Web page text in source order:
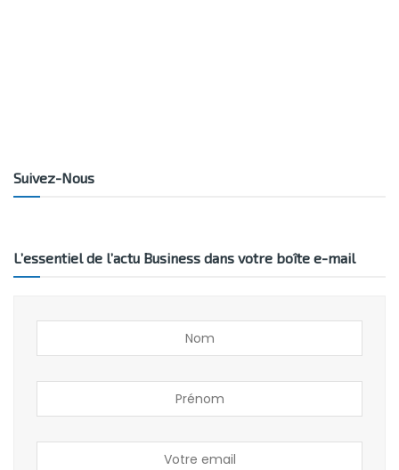
Suivez-Nous
L’essentiel de l’actu Business dans votre boîte e-mail